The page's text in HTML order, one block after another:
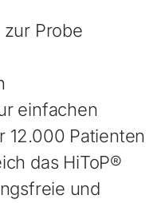
zur Probe
einfachen
12.000 Patienten
das HiToP®
und